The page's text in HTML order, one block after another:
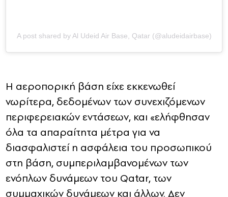
A post shared by Al Udeid Air Base, Qatar (@aludeidairbase)
Η αεροπορική βάση είχε εκκενωθεί
νωρίτερα, δεδομένων των συνεχιζόμενων
περιφερειακών εντάσεων, και «ελήφθησαν
όλα τα απαραίτητα μέτρα για να
διασφαλιστεί η ασφάλεια του προσωπικού
στη βάση, συμπεριλαμβανομένων των
ενόπλων δυνάμεων του Qatar, των
συμμαχικών δυνάμεων και άλλων. Δεν